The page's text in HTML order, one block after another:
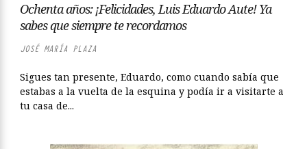
Ochenta años: ¡Felicidades, Luis Eduardo Aute! Ya
sabes que siempre te recordamos
JOSÉ MARÍA PLAZA
Sigues tan presente, Eduardo, como cuando sabía que
estabas a la vuelta de la esquina y podía ir a visitarte a
tu casa de...